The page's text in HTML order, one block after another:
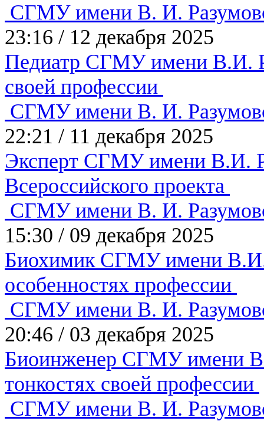
СГМУ имени В. И.
23:16 / 12 декабря 2025
Педиатр СГМУ имени В.И.
своей профессии
СГМУ имени В. И.
22:21 / 11 декабря 2025
Эксперт СГМУ имени В.И.
Всероссийского проекта
СГМУ имени В. И.
15:30 / 09 декабря 2025
Биохимик СГМУ имени В.И.
особенностях профессии
СГМУ имени В. И.
20:46 / 03 декабря 2025
Биоинженер СГМУ имени
тонкостях своей профессии
СГМУ имени В. И.